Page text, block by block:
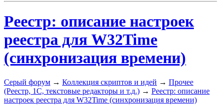
Реестр: описание настроек
реестра для W32Time
(синхронизация времени)
Серый форум → Коллекция скриптов и идей → Прочее
(Реестр, 1С, текстовые редакторы и т.д.) → Реестр: описание
настроек реестра для W32Time (синхронизация времени)